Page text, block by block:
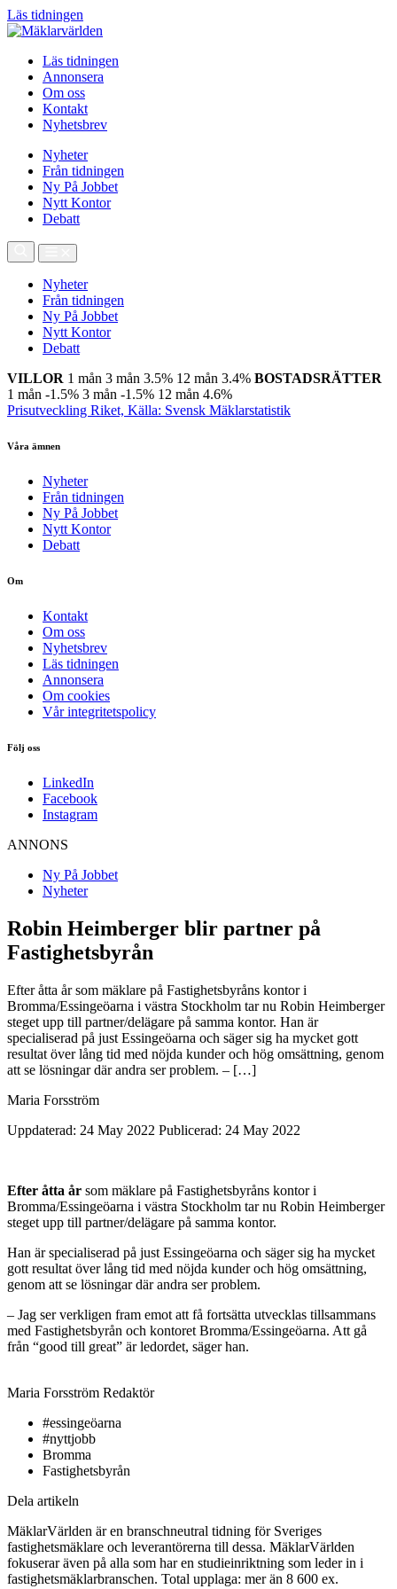
Läs tidningen
Läs tidningen
Annonsera
Om oss
Kontakt
Nyhetsbrev
Nyheter
Från tidningen
Ny På Jobbet
Nytt Kontor
Debatt
Nyheter
Från tidningen
Ny På Jobbet
Nytt Kontor
Debatt
VILLOR 1 mån 3 mån 3.5% 12 mån 3.4% BOSTADSRÄTTER
1 mån -1.5% 3 mån -1.5% 12 mån 4.6%
Prisutveckling Riket, Källa: Svensk Mäklarstatistik
Våra ämnen
Nyheter
Från tidningen
Ny På Jobbet
Nytt Kontor
Debatt
Om
Kontakt
Om oss
Nyhetsbrev
Läs tidningen
Annonsera
Om cookies
Vår integritetspolicy
Följ oss
LinkedIn
Facebook
Instagram
ANNONS
Ny På Jobbet
Nyheter
Robin Heimberger blir partner på
Fastighetsbyrån
Efter åtta år som mäklare på Fastighetsbyråns kontor i
Bromma/Essingeöarna i västra Stockholm tar nu Robin Heimberger
steget upp till partner/delägare på samma kontor. Han är
specialiserad på just Essingeöarna och säger sig ha mycket gott
resultat över lång tid med nöjda kunder och hög omsättning, genom
att se lösningar där andra ser problem. – […]
Maria Forsström
Uppdaterad: 24 May 2022 Publicerad: 24 May 2022
Efter åtta år som mäklare på Fastighetsbyråns kontor i
Bromma/Essingeöarna i västra Stockholm tar nu Robin Heimberger
steget upp till partner/delägare på samma kontor.
Han är specialiserad på just Essingeöarna och säger sig ha mycket
gott resultat över lång tid med nöjda kunder och hög omsättning,
genom att se lösningar där andra ser problem.
– Jag ser verkligen fram emot att få fortsätta utvecklas tillsammans
med Fastighetsbyrån och kontoret Bromma/Essingeöarna. Att gå
från “good till great” är ledordet, säger han.
Maria Forsström Redaktör
#essingeöarna
#nyttjobb
Bromma
Fastighetsbyrån
Dela artikeln
MäklarVärlden är en branschneutral tidning för Sveriges
fastighetsmäklare och leverantörerna till dessa. MäklarVärlden
fokuserar även på alla som har en studieinriktning som leder in i
fastighetsmäklarbranschen. Total upplaga: mer än 8 600 ex.